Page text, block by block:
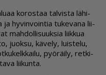
ko­ros­taa tal­vis­ta lä­hi­
hy­vin­voin­tia tu­ke­va­na lii­
mah­dol­li­suuk­sia liik­kua
juok­su, kä­ve­ly, luis­te­lu,
pyö­räi­ly, ret­ki­
lii­kun­ta.